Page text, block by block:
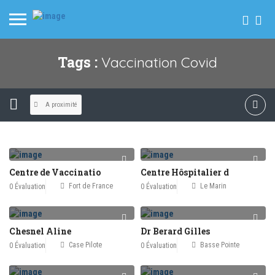
Tags : Vaccination Covid
A proximité
Centre de Vaccinatio
0 Évaluation Fort de France
Centre Hôspitalier d
0 Évaluation Le Marin
Chesnel Aline
0 Évaluation Case Pilote
Dr Berard Gilles
0 Évaluation Basse Pointe